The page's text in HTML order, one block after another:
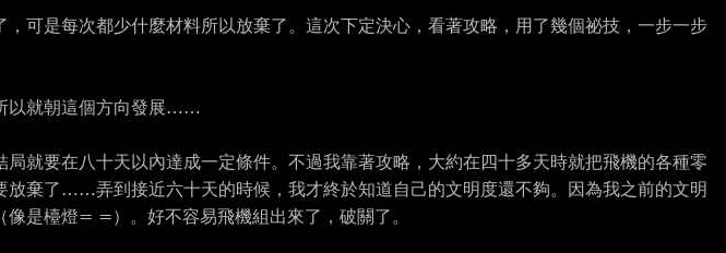
可是每次都少什麼材料所以放棄了。這次下定決心，看著攻略，用了幾個祕技，一步一步
以就朝這個方向發展……
就要在八十天以內達成一定條件。不過我靠著攻略，大約在四十多天時就把飛機的各種零
棄了……弄到接近六十天的時候，我才終於知道自己的文明度還不夠。因為我之前的文明
是檯燈= =）。好不容易飛機組出來了，破關了。